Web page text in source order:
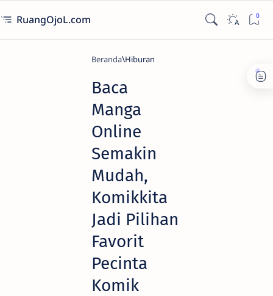
RuangOjoL.com
Beranda Hiburan
Baca
Manga
Online
Semakin
Mudah,
Komikkita
Jadi Pilihan
Favorit
Pecinta
Komik